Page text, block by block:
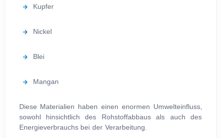
Kupfer
Nickel
Blei
Mangan
Diese Materialien haben einen enormen Umwelteinfluss,
sowohl hinsichtlich des Rohstoffabbaus als auch des
Energieverbrauchs bei der Verarbeitung.